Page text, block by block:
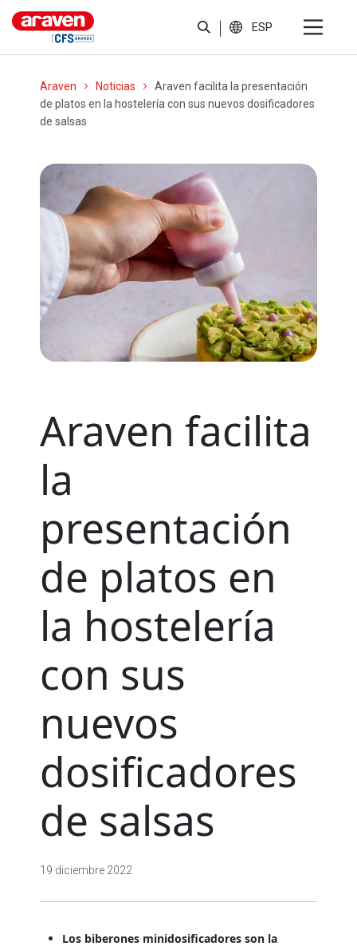
ESP
Araven Noticias
Araven facilita la presentación
de platos en la hostelería con sus nuevos dosificadores
de salsas
Araven facilita
la
presentación
de platos en
la hostelería
con sus
nuevos
dosificadores
de salsas
19 diciembre 2022
Los biberones minidosificadores son la